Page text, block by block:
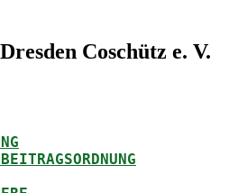
Coschütz e. V.